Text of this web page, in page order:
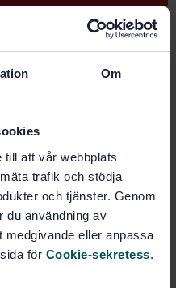
Om
att vår webbplats
trafik och stödja
och tjänster. Genom
du användning av
eller anpassa
för Cookie-sekretess.
5771:2008
for transferring
- Read more
Price:1 097 SEK